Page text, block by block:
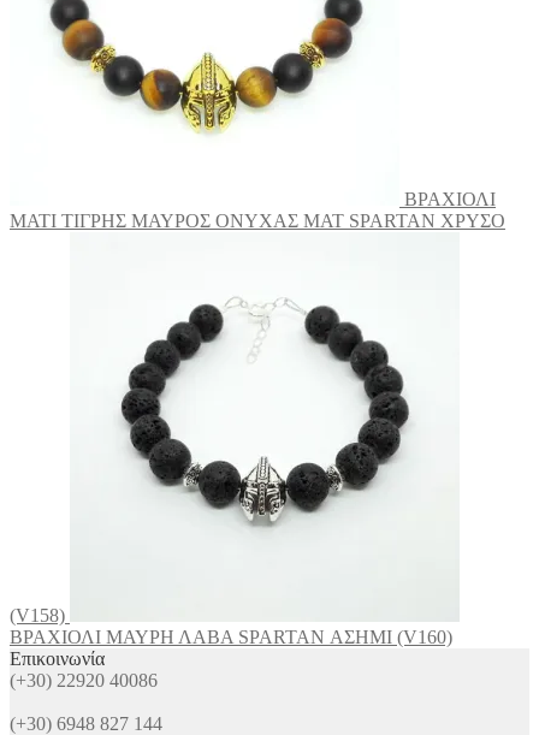
του
προϊόντος
ΒΡΑΧΙΟΛΙ
ΜΑΤΙ ΤΙΓΡΗΣ ΜΑΥΡΟΣ ΟΝΥΧΑΣ ΜΑΤ SPARTAN ΧΡΥΣΟ
(V158)
ΒΡΑΧΙΟΛΙ ΜΑΥΡΗ ΛΑΒΑ SPARTAN ΑΣΗΜΙ (V160)
Επικοινωνία
(+30) 22920 40086
(+30) 6948 827 144